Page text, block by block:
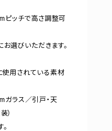
ピッチで高さ調整可
選びいただきます。
使用されている素材
ガラス／引戸・天
）